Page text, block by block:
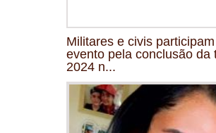
Militares e civis
evento pela conclusão da
2024 n...